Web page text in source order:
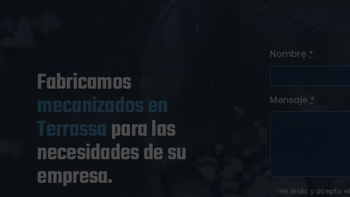
Fabricamos
mecanizados en
Terrassapara las
necesidades de su
empresa.
Nombre*
Mensaje *
He leído y acepto el